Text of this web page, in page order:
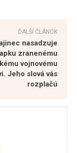
ĎALŠÍ ČLÁNOK
nasadzuje
zranenému
vojnovému
Jeho slová vás
rozplačú